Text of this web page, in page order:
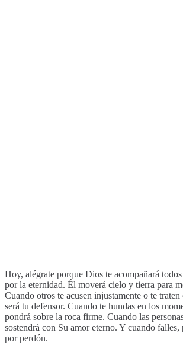
Hoy, alégrate porque Dios te acompañará
por la eternidad. Él moverá cielo y tierra para
Cuando otros te acusen injustamente o te
será tu defensor. Cuando te hundas en los
pondrá sobre la roca firme. Cuando las
sostendrá con Su amor eterno. Y cuando falles,
por perdón.